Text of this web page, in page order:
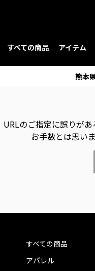
すべての商品 アイテム
熊本
URLのご指定に誤りが
お手数とは思い
すべての商品
アパレル